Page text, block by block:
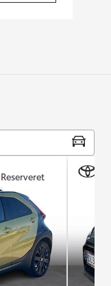
Reserveret